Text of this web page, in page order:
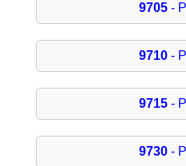
9705-
9710-
9715-
9730-